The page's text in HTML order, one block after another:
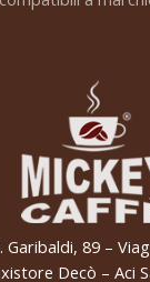
Garibaldi, 89 –
Decò – Aci